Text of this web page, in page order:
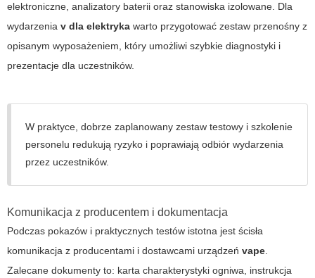
elektroniczne, analizatory baterii oraz stanowiska izolowane. Dla
wydarzenia v dla elektryka warto przygotować zestaw przenośny z
opisanym wyposażeniem, który umożliwi szybkie diagnostyki i
prezentacje dla uczestników.
W praktyce, dobrze zaplanowany zestaw testowy i szkolenie
personelu redukują ryzyko i poprawiają odbiór wydarzenia
przez uczestników.
Komunikacja z producentem i dokumentacja
Podczas pokazów i praktycznych testów istotna jest ścisła
komunikacja z producentami i dostawcami urządzeń vape.
Zalecane dokumenty to: karta charakterystyki ogniwa, instrukcja